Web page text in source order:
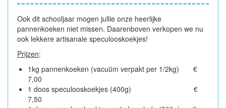
Ook dit schooljaar mogen jullie onze heerlijke
pannenkoeken niet missen. Daarenboven verkopen we nu
ook lekkere artisanale speculooskoekjes!
Prijzen:
1kg pannenkoeken (vacuüm verpakt per 1/2kg) €
7,00
1 doos speculooskoekjes (400g) €
7,50